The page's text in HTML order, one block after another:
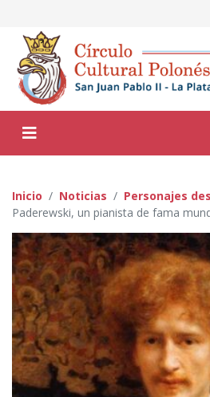
Inicio Noticias Personajes
Paderewski, un pianista de fama